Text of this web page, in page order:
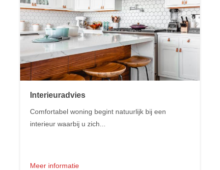
Interieuradvies
Comfortabel woning begint natuurlijk bij een
interieur waarbij u zich...
Meer informatie